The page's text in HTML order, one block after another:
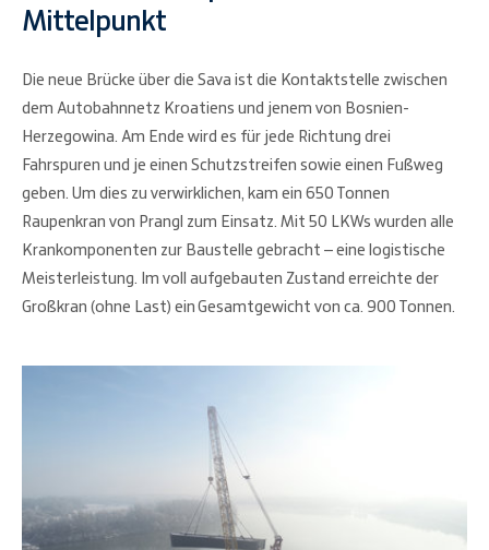
Mittelpunkt
Die neue Brücke über die Sava ist die Kontaktstelle zwischen
dem Autobahnnetz Kroatiens und jenem von Bosnien-
Herzegowina. Am Ende wird es für jede Richtung drei
Fahrspuren und je einen Schutzstreifen sowie einen Fußweg
geben. Um dies zu verwirklichen, kam ein 650 Tonnen
Raupenkran von Prangl zum Einsatz. Mit 50 LKWs wurden alle
Krankomponenten zur Baustelle gebracht – eine logistische
Meisterleistung. Im voll aufgebauten Zustand erreichte der
Großkran (ohne Last) ein Gesamtgewicht von ca. 900 Tonnen.